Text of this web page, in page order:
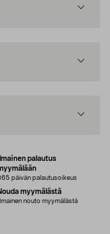
Ilmainen palautus
päivän palautusoikeus
myymälästä
Ilmainen nouto myymälästä